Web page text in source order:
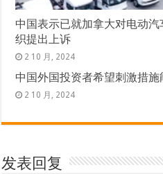
中国表示已就加拿大对电动
织提出上诉
2 10 月, 2024
中国外国投资者希望刺激措施
2 10 月, 2024
发表回复